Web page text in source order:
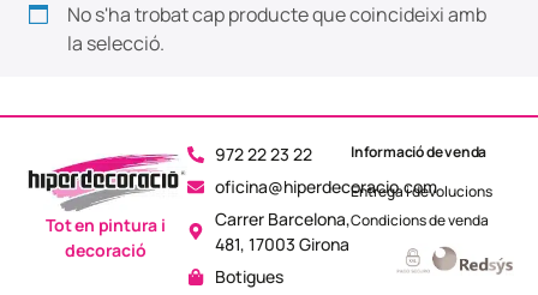
No s'ha trobat cap producte que coincideixi amb
la selecció.
972 22 23 22
oficina@hiperdecoracio.com
Carrer Barcelona,
481, 17003 Girona
Botigues
Tot en pintura i
decoració
Informació de venda
Entrega i devolucions
Condicions de venda